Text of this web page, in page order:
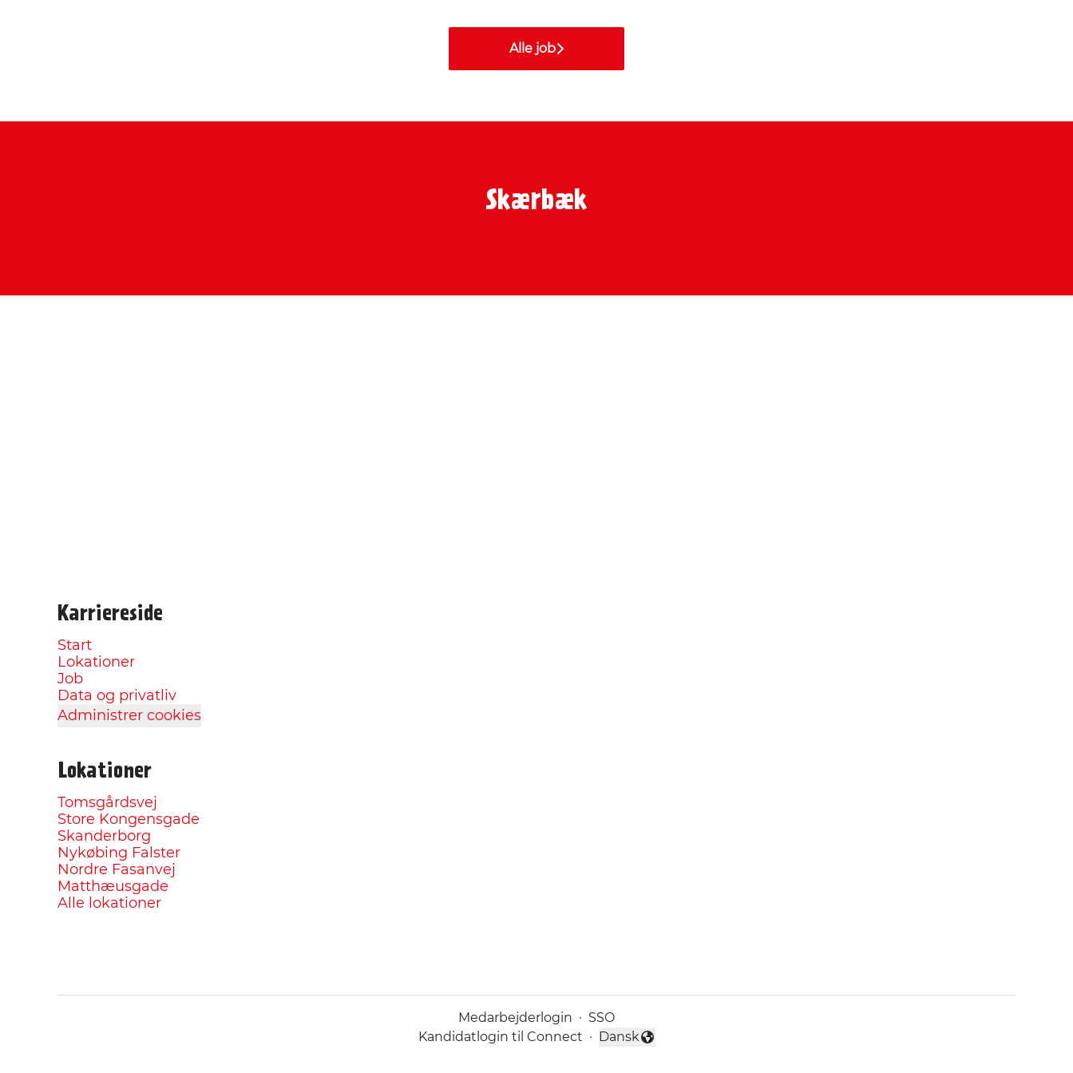
Alle job
Skærbæk
Karriereside
Start
Lokationer
Job
Data og privatliv
Administrer cookies
Lokationer
Tomsgårdsvej
Store Kongensgade
Skanderborg
Nykøbing Falster
Nordre Fasanvej
Matthæusgade
Alle lokationer
Medarbejderlogin · SSO
Kandidatlogin til Connect ·
Skift sprog
Dansk